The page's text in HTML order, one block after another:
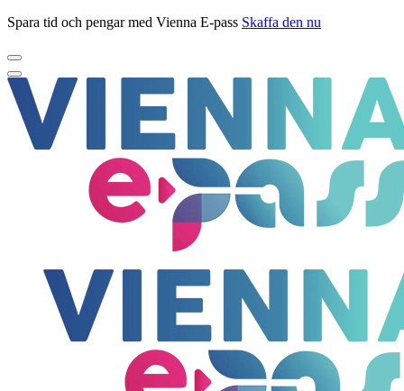
Spara tid och pengar med Vienna E-pass Skaffa den nu